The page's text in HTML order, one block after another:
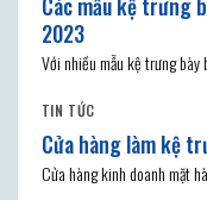
2023
Với nhiều mẫu kệ trưng
TIN TỨC
Cửa hàng làm kệ
Cửa hàng kinh doanh mặt